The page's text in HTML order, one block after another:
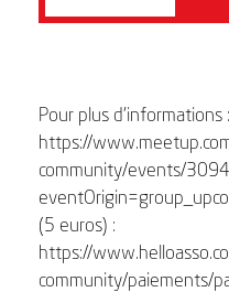
Pour plus d’informations :
https://
community/events/
(5 euros) :
https://
community/paiements/